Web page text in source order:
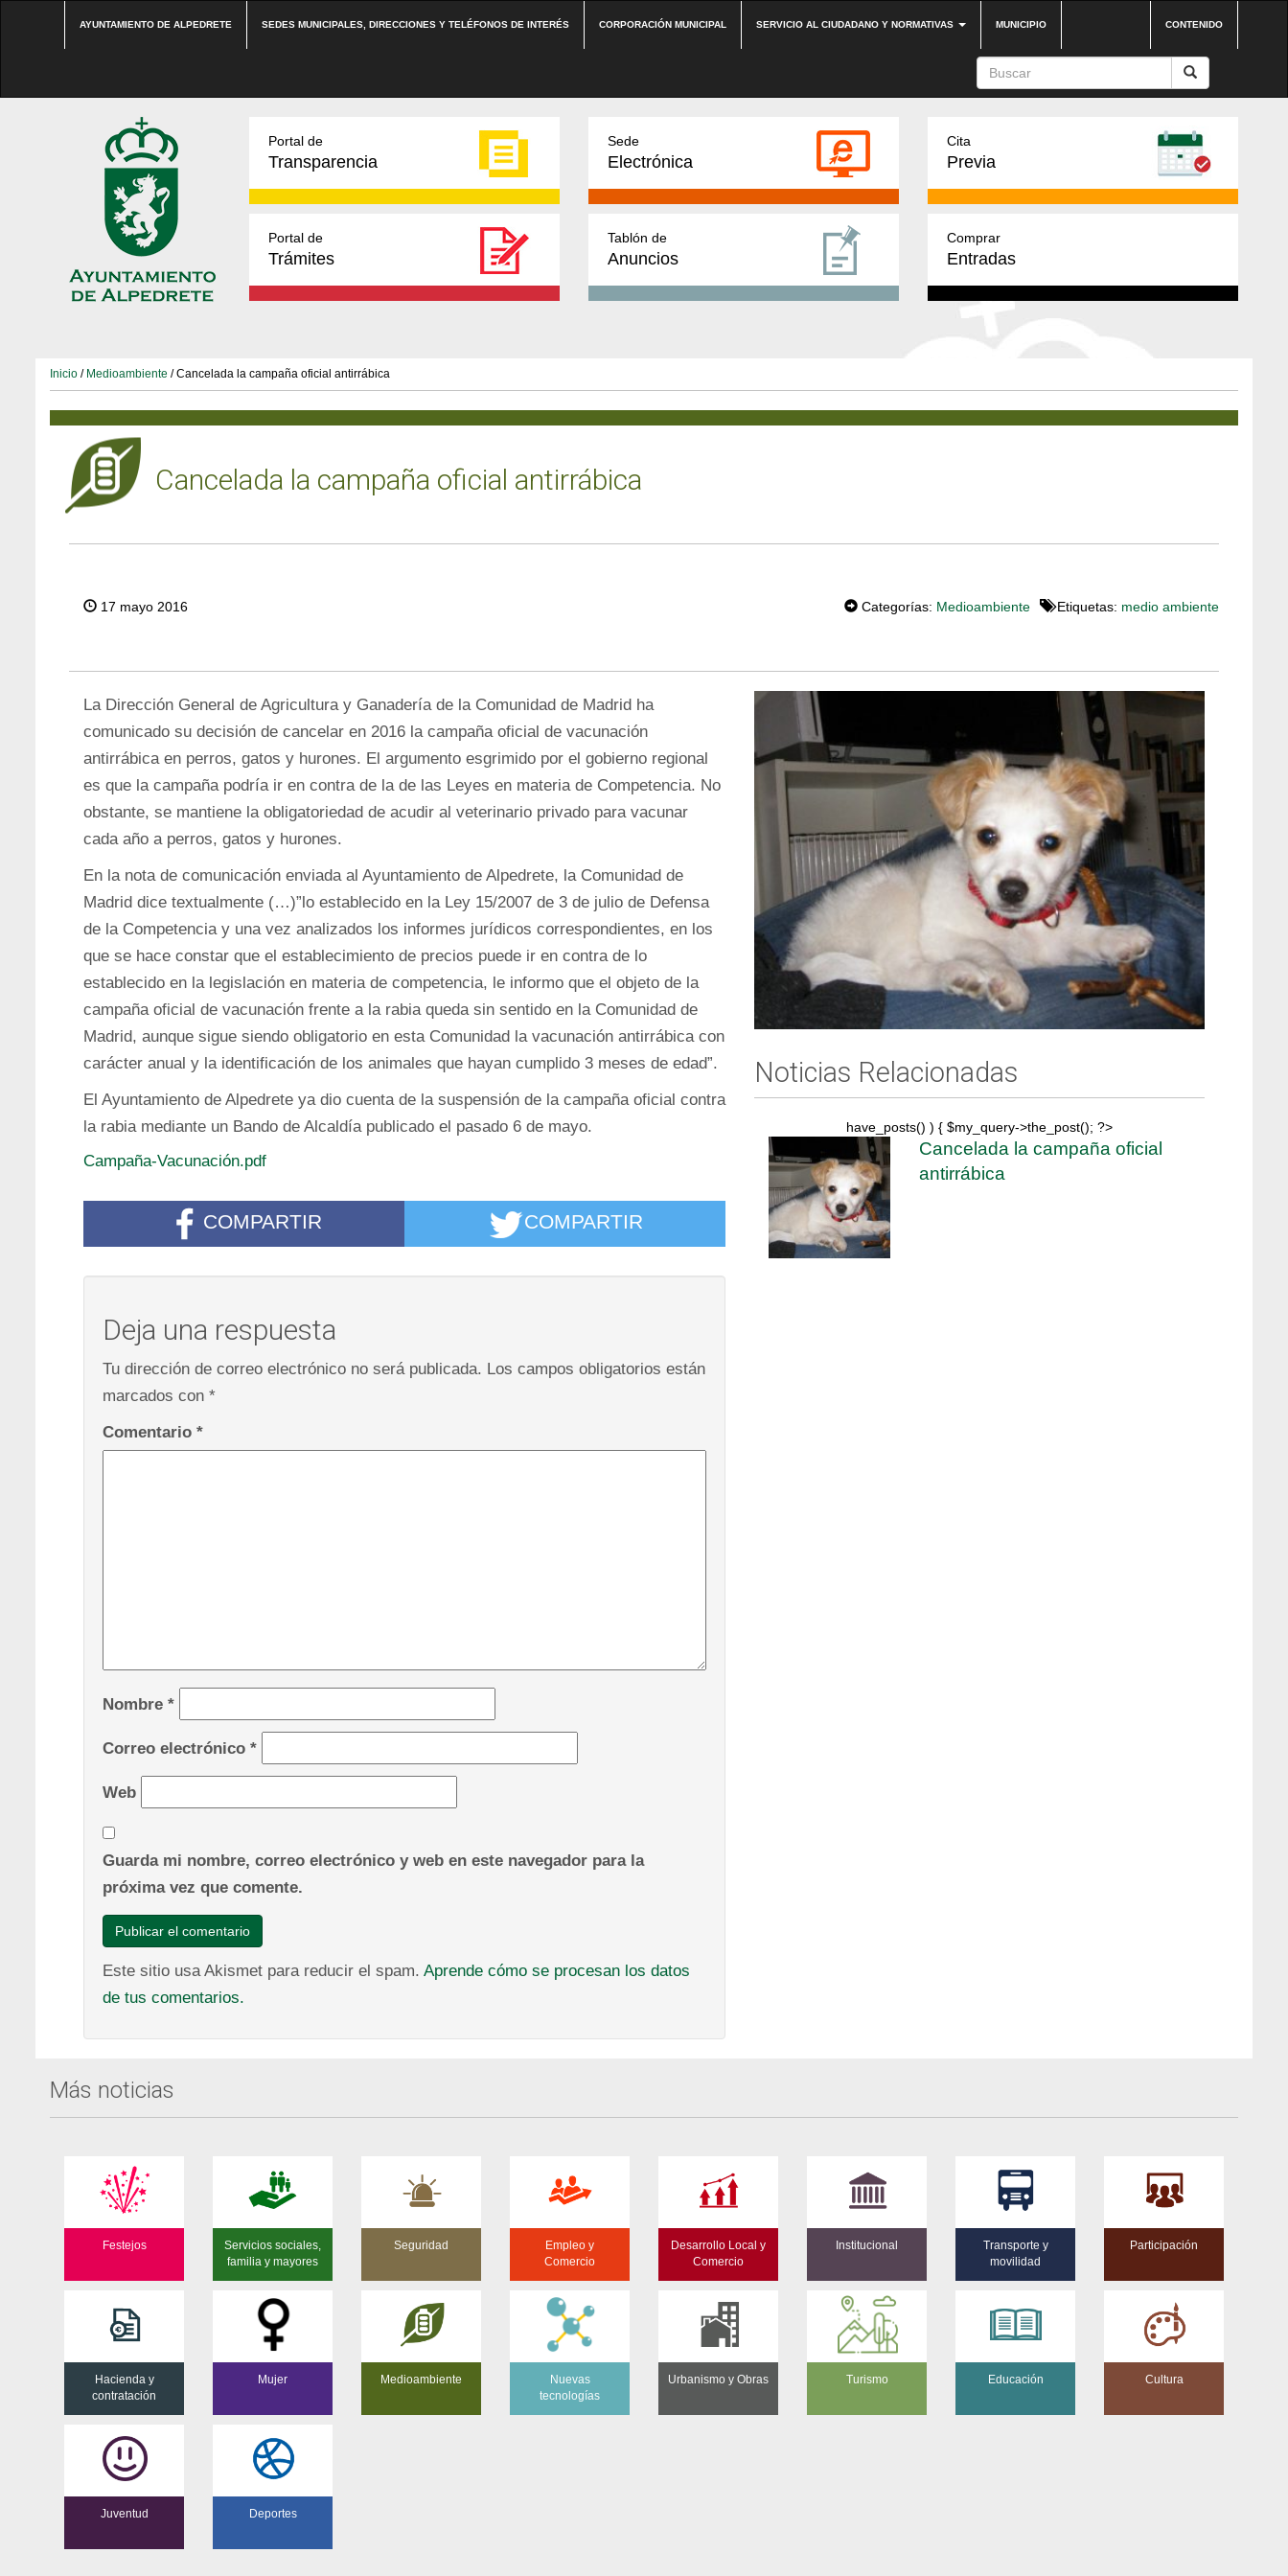
AYUNTAMIENTO DE ALPEDRETE SEDES MUNICIPALES, DIRECCIONES Y TELÉFONOS DE INTERÉS CORPORACIÓN MUNICIPAL SERVICIO AL CIUDADANO Y NORMATIVAS MUNICIPIO CONTENIDO
Portal de
Transparencia
Sede
Electrónica
Cita
Previa
Portal de
Trámites
Tablón de
Anuncios
Comprar
Entradas
Inicio / Medioambiente / Cancelada la campaña oficial antirrábica
Cancelada la campaña oficial antirrábica
17 mayo 2016 Categorías: Medioambiente Etiquetas: medio ambiente
La Dirección General de Agricultura y Ganadería de la Comunidad de Madrid ha
comunicado su decisión de cancelar en 2016 la campaña oficial de vacunación
antirrábica en perros, gatos y hurones. El argumento esgrimido por el gobierno regional
es que la campaña podría ir en contra de la de las Leyes en materia de Competencia. No
obstante, se mantiene la obligatoriedad de acudir al veterinario privado para vacunar
cada año a perros, gatos y hurones.
En la nota de comunicación enviada al Ayuntamiento de Alpedrete, la Comunidad de
Madrid dice textualmente (…)”lo establecido en la Ley 15/2007 de 3 de julio de Defensa
de la Competencia y una vez analizados los informes jurídicos correspondientes, en los
que se hace constar que el establecimiento de precios puede ir en contra de lo
establecido en la legislación en materia de competencia, le informo que el objeto de la
campaña oficial de vacunación frente a la rabia queda sin sentido en la Comunidad de
Madrid, aunque sigue siendo obligatorio en esta Comunidad la vacunación antirrábica con
carácter anual y la identificación de los animales que hayan cumplido 3 meses de edad”.
El Ayuntamiento de Alpedrete ya dio cuenta de la suspensión de la campaña oficial contra
la rabia mediante un Bando de Alcaldía publicado el pasado 6 de mayo.
Campaña-Vacunación.pdf
COMPARTIR COMPARTIR
Deja una respuesta
Tu dirección de correo electrónico no será publicada. Los campos obligatorios están
marcados con *
Comentario *
Nombre *
Correo electrónico *
Web
Guarda mi nombre, correo electrónico y web en este navegador para la
próxima vez que comente.
Este sitio usa Akismet para reducir el spam. Aprende cómo se procesan los datos
de tus comentarios.
Noticias Relacionadas
have_posts() ) { $my_query->the_post(); ?>
Cancelada la campaña oficial
antirrábica
Más noticias
Festejos
Servicios sociales,
familia y mayores
Seguridad
Empleo y
Comercio
Desarrollo Local y
Comercio
Institucional
Transporte y
movilidad
Participación
Hacienda y
contratación
Mujer Medioambiente
Nuevas
tecnologías
Urbanismo y Obras Turismo Educación Cultura
Juventud Deportes